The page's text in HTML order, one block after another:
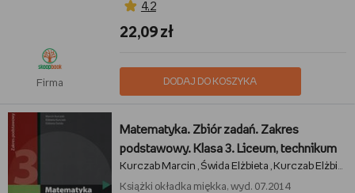
Firma
4,2
22,09 zł
DODAJ DO KOSZYKA
Matematyka. Zbiór zadań. Zakres
podstawowy. Klasa 3. Liceum, technikum
Kurczab Marcin Świda Elżbieta
Kurczab Elżbieta
Książki okładka miękka, wyd. 07.2014